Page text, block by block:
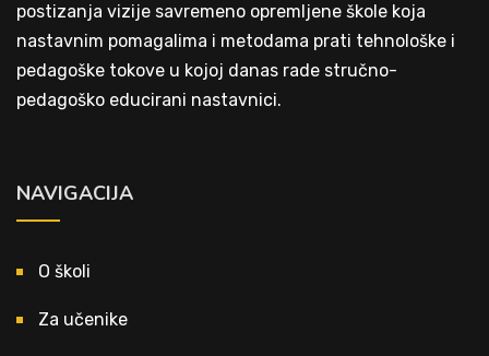
postizanja vizije savremeno opremljene škole koja
nastavnim pomagalima i metodama prati tehnološke i
pedagoške tokove u kojoj danas rade stručno-
pedagoško educirani nastavnici.
NAVIGACIJA
O školi
Za učenike